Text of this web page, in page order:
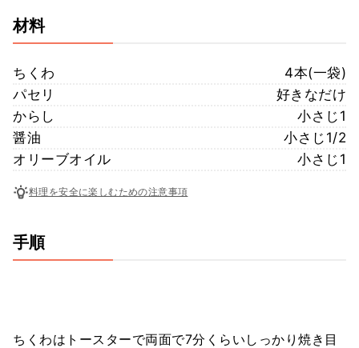
材料
ちくわ
4本(一袋)
パセリ
好きなだけ
からし
小さじ1
醤油
小さじ1/2
オリーブオイル
小さじ1
料理を安全に楽しむための注意事項
手順
ちくわはトースターで両面で7分くらいしっかり焼き目